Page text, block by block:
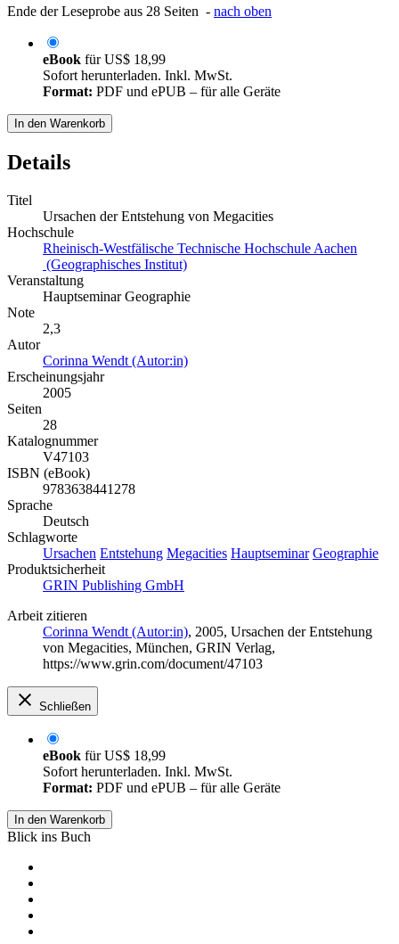
Ende der Leseprobe aus 28 Seiten - nach oben
eBook fürUS$ 18,99
Sofort herunterladen. Inkl. MwSt.
Format: PDF und ePUB – für alle Geräte
In den Warenkorb
Details
Titel
Ursachen der Entstehung von Megacities
Hochschule
Rheinisch-Westfälische Technische Hochschule Aachen
(Geographisches Institut)
Veranstaltung
Hauptseminar Geographie
Note
2,3
Autor
Corinna Wendt (Autor:in)
Erscheinungsjahr
2005
Seiten
28
Katalognummer
V47103
ISBN (eBook)
9783638441278
Sprache
Deutsch
Schlagworte
Ursachen Entstehung Megacities Hauptseminar Geographie
Produktsicherheit
GRIN Publishing GmbH
Arbeit zitieren
Corinna Wendt (Autor:in), 2005, Ursachen der Entstehung
von Megacities, München, GRIN Verlag,
https://www.grin.com/document/47103
Schließen
eBook fürUS$ 18,99
Sofort herunterladen. Inkl. MwSt.
Format: PDF und ePUB – für alle Geräte
In den Warenkorb
Blick ins Buch